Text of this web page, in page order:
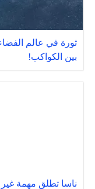
ثورة في عالم
بين الكواكب!
ناسا تطلق مهمة غير